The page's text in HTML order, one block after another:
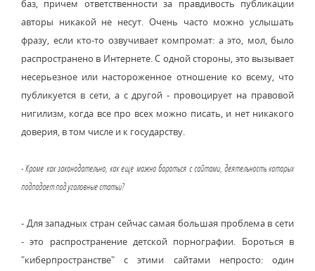
баз, причем ответственности за правдивость публикации
авторы никакой не несут. Очень часто можно услышать
фразу, если кто-то озвучивает компромат: а это, мол, было
распространено в Интернете. С одной стороны, это вызывает
несерьезное или настороженное отношение ко всему, что
публикуется в сети, а с другой - провоцирует на правовой
нигилизм, когда все про всех можно писать, и нет никакого
доверия, в том числе и к государству.
- Кроме как законодательно, как еще можно бороться с сайтами, деятельность которых
подпадает под уголовные статьи?
- Для западных стран сейчас самая большая проблема в сети
- это распространение детской порнографии. Бороться в
"киберпространстве" с этими сайтами непросто: один